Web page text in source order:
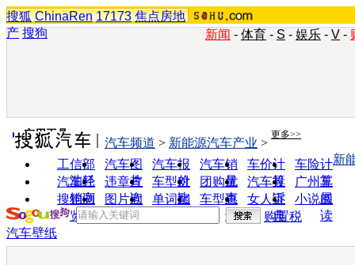
搜狐 ChinaRen 17173 焦点房地
产 搜狗 新闻 - 体育 - S - 娱乐 - V -
实用工具 更多>>
工信部
油耗
汽车图
片
汽车报
价
汽车销
量
车价计
算
车险计
算
汽车经
销商
违章查
询
车型对
比
团购优
惠
汽车投
诉
广州车
展
搜狗浏
览器
图片欣
赏
单词翻
车型查
询
女人宝
典
小说阅
读
汽车频道 > 新能源汽车产业 >
新
购置税
汽车壁纸